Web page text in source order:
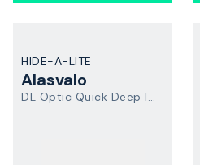
HIDE-A-LITE
Alasvalo
DL Optic Quick Deep ISO